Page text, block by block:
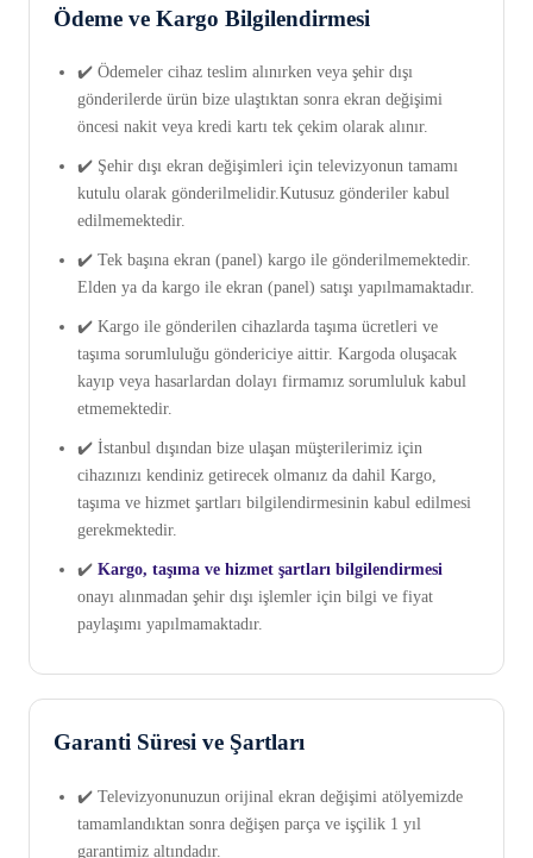
Ödeme ve Kargo Bilgilendirmesi
✔️ Ödemeler cihaz teslim alınırken veya şehir dışı
gönderilerde ürün bize ulaştıktan sonra ekran değişimi
öncesi nakit veya kredi kartı tek çekim olarak alınır.
✔️ Şehir dışı ekran değişimleri için televizyonun tamamı
kutulu olarak gönderilmelidir.Kutusuz gönderiler kabul
edilmemektedir.
✔️ Tek başına ekran (panel) kargo ile gönderilmemektedir.
Elden ya da kargo ile ekran (panel) satışı yapılmamaktadır.
✔️ Kargo ile gönderilen cihazlarda taşıma ücretleri ve
taşıma sorumluluğu göndericiye aittir. Kargoda oluşacak
kayıp veya hasarlardan dolayı firmamız sorumluluk kabul
etmemektedir.
✔️ İstanbul dışından bize ulaşan müşterilerimiz için
cihazınızı kendiniz getirecek olmanız da dahil Kargo,
taşıma ve hizmet şartları bilgilendirmesinin kabul edilmesi
gerekmektedir.
✔️ Kargo, taşıma ve hizmet şartları bilgilendirmesi
onayı alınmadan şehir dışı işlemler için bilgi ve fiyat
paylaşımı yapılmamaktadır.
Garanti Süresi ve Şartları
✔️ Televizyonunuzun orijinal ekran değişimi atölyemizde
tamamlandıktan sonra değişen parça ve işçilik 1 yıl
garantimiz altındadır.